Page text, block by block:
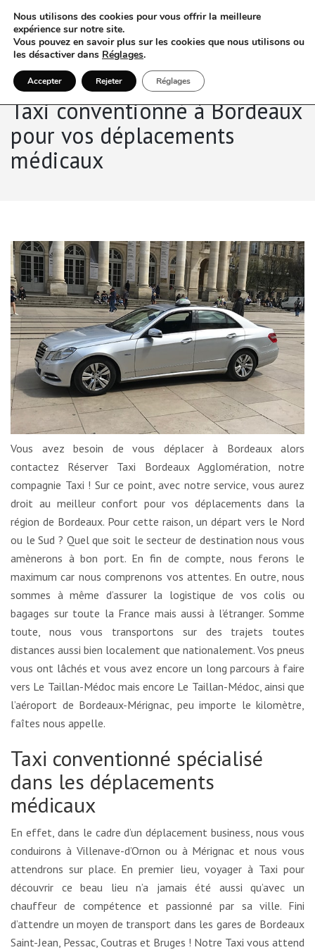
Taxi conventionné à Bordeaux
pour vos déplacements
médicaux
Vous avez besoin de vous déplacer à Bordeaux alors
contactez Réserver Taxi Bordeaux Agglomération, notre
compagnie Taxi ! Sur ce point, avec notre service, vous aurez
droit au meilleur confort pour vos déplacements dans la
région de Bordeaux. Pour cette raison, un départ vers le Nord
ou le Sud ? Quel que soit le secteur de destination nous vous
amènerons à bon port. En fin de compte, nous ferons le
maximum car nous comprenons vos attentes. En outre, nous
sommes à même d’assurer la logistique de vos colis ou
bagages sur toute la France mais aussi à l’étranger. Somme
toute, nous vous transportons sur des trajets toutes
distances aussi bien localement que nationalement. Vos pneus
vous ont lâchés et vous avez encore un long parcours à faire
vers Le Taillan-Médoc mais encore Le Taillan-Médoc, ainsi que
l’aéroport de Bordeaux-Mérignac, peu importe le kilomètre,
faîtes nous appelle.
Taxi conventionné spécialisé
dans les déplacements
médicaux
En effet, dans le cadre d’un déplacement business, nous vous
conduirons à Villenave-d’Ornon ou à Mérignac et nous vous
attendrons sur place. En premier lieu, voyager à Taxi pour
découvrir ce beau lieu n’a jamais été aussi qu’avec un
chauffeur de compétence et passionné par sa ville. Fini
d’attendre un moyen de transport dans les gares de Bordeaux
Saint-Jean, Pessac, Coutras et Bruges ! Notre Taxi vous attend
Nous utilisons des cookies pour vous offrir la meilleure
expérience sur notre site.
Vous pouvez en savoir plus sur les cookies que nous utilisons ou
les désactiver dans Réglages.
Accepter Rejeter Réglages